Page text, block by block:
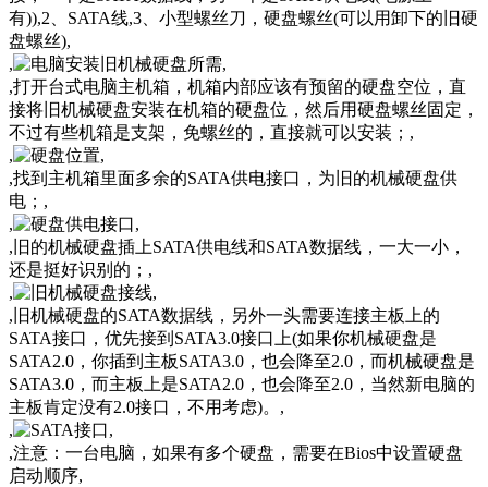
有)),2、SATA线,3、小型螺丝刀，硬盘螺丝(可以用卸下的旧硬
盘螺丝),
,
,
,打开台式电脑主机箱，机箱内部应该有预留的硬盘空位，直
接将旧机械硬盘安装在机箱的硬盘位，然后用硬盘螺丝固定，
不过有些机箱是支架，免螺丝的，直接就可以安装；,
,
,
,找到主机箱里面多余的SATA供电接口，为旧的机械硬盘供
电；,
,
,
,旧的机械硬盘插上SATA供电线和SATA数据线，一大一小，
还是挺好识别的；,
,
,
,旧机械硬盘的SATA数据线，另外一头需要连接主板上的
SATA接口，优先接到SATA3.0接口上(如果你机械硬盘是
SATA2.0，你插到主板SATA3.0，也会降至2.0，而机械硬盘是
SATA3.0，而主板上是SATA2.0，也会降至2.0，当然新电脑的
主板肯定没有2.0接口，不用考虑)。,
,
,
,注意：一台电脑，如果有多个硬盘，需要在Bios中设置硬盘
启动顺序,